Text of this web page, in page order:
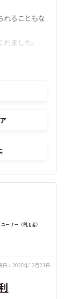
れることもな
ました。
ーザー（利用者）
日： 2020年12月23日